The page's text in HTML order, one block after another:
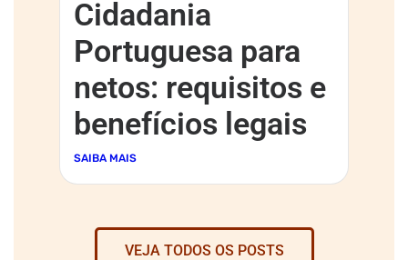
Cidadania
Portuguesa para
netos: requisitos e
benefícios legais
SAIBA MAIS
VEJA TODOS OS POSTS